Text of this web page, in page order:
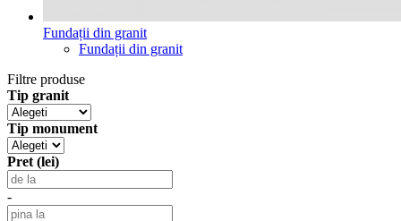
Fundații din granit
Fundații din granit
Filtre produse
Tip granit
Tip monument
Pret (lei)
-